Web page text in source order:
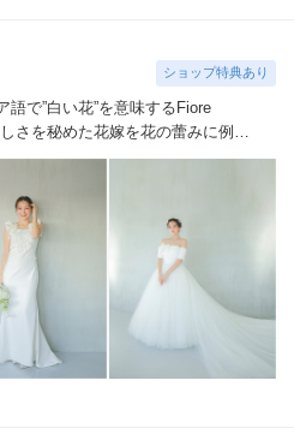
ショップ特典あり
語で”白い花”を意味するFiore
さを秘めた花嫁を花の蕾みに例え
トーリーをあなたと共に紡いでい
ったデザイナーズブランドや、オ
見ぬ新しい自分の姿へと出会わせ
真似ではなくあなただからできるス
できないブライズスタイルへ導き
咲かせ今よりずっと好きな自分